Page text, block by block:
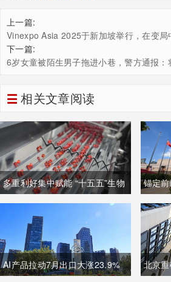
上一篇:
Vinexpo Asia 2025于新加坡举行，在变
向
下一篇:
6岁女童被陌生男子拖进小巷，警方通报：
相关文章阅读
多重利好集中赋能 “十五五”生物
制造迈入万亿级黄金发展周期
锚定
壮大
AI产品拉动7月出口大涨23.9%
北京